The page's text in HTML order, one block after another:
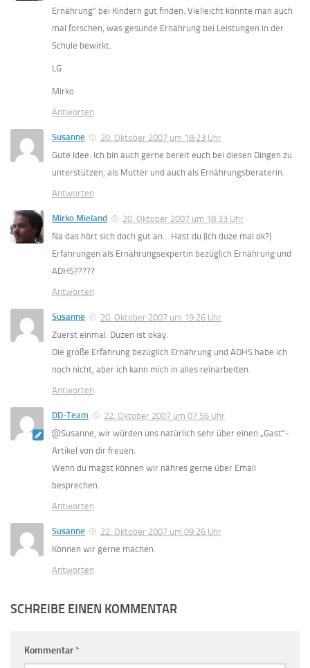
Ernährung“ bei Kindern gut finden. Vielleicht könnte man auch
mal forschen, was gesunde Ernährung bei Leistungen in der
Schule bewirkt.
LG
Mirko
Antworten
Susanne
20. Oktober 2007 um 18:23 Uhr
Gute Idee. Ich bin auch gerne bereit euch bei diesen Dingen zu
unterstützen, als Mutter und auch als Ernährungsberaterin.
Antworten
Mirko Mieland
20. Oktober 2007 um 18:33 Uhr
Na das hört sich doch gut an… Hast du (ich duze mal ok?)
Erfahrungen als Ernährungsexpertin bezüglich Ernährung und
ADHS?????
Antworten
Susanne
20. Oktober 2007 um 19:26 Uhr
Zuerst einmal: Duzen ist okay.
Die große Erfahrung bezüglich Ernährung und ADHS habe ich
noch nicht, aber ich kann mich in alles reinarbeiten.
Antworten
DD-Team
22. Oktober 2007 um 07:56 Uhr
@Susanne, wir würden uns natürlich sehr über einen „Gast“-
Artikel von dir freuen.
Wenn du magst können wir nähres gerne über Email
besprechen.
Antworten
Susanne
22. Oktober 2007 um 09:26 Uhr
Können wir gerne machen.
Antworten
SCHREIBE EINEN KOMMENTAR
Kommentar*